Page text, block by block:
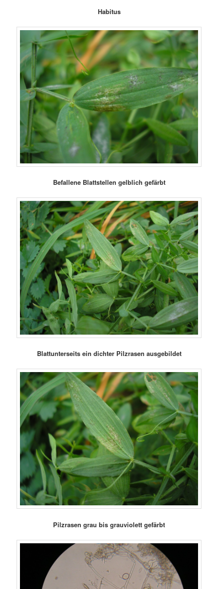
Habitus
Befallene Blattstellen gelblich gefärbt
Blattunterseits ein dichter Pilzrasen ausgebildet
Pilzrasen grau bis grauviolett gefärbt